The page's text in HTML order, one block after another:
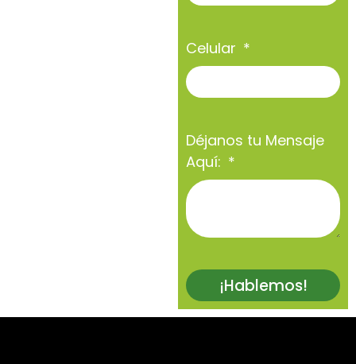
Celular
Déjanos tu Mensaje
Aquí:
¡Hablemos!